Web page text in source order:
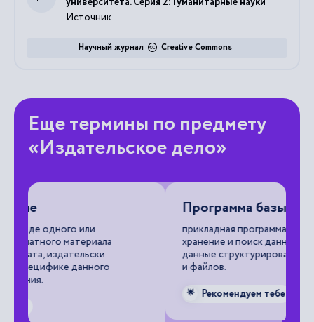
Источник
Creative Commons
Научный журнал
Еще термины по предмету
«Издательское дело»
Программа базы данных
прикладная программа, которая осуществляет
хранение и поиск данных и управляет ими;
данные структурированы в виде полей, записей
и файлов.